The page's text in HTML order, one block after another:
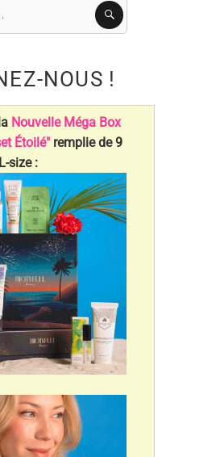
NOUS !
Nouvelle Méga Box
Étoilé"remplie de 9
size :